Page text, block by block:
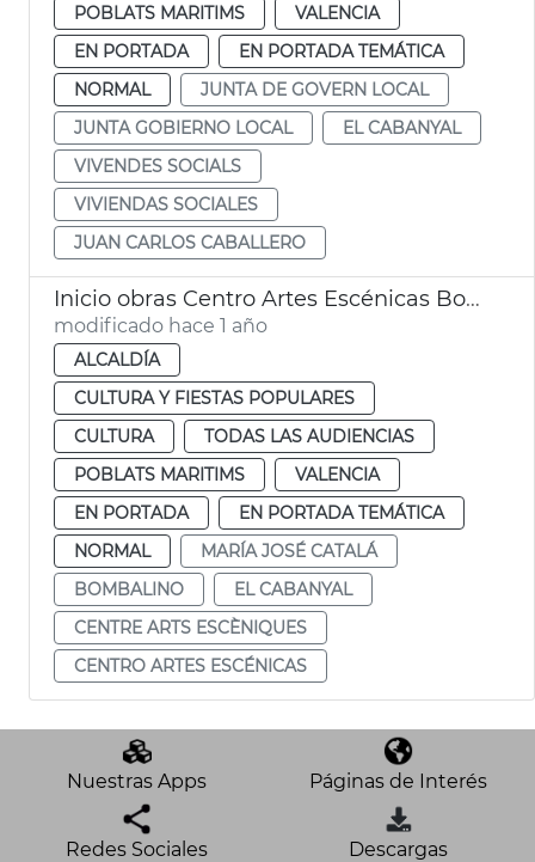
POBLATS MARITIMS
VALENCIA
EN PORTADA
EN PORTADA TEMÁTICA
NORMAL
JUNTA DE GOVERN LOCAL
JUNTA GOBIERNO LOCAL
EL CABANYAL
VIVENDES SOCIALS
VIVIENDAS SOCIALES
JUAN CARLOS CABALLERO
Inicio obras Centro Artes Escénicas Bombalino Cabanyal València
modificado hace 1 año
ALCALDÍA
CULTURA Y FIESTAS POPULARES
CULTURA
TODAS LAS AUDIENCIAS
POBLATS MARITIMS
VALENCIA
EN PORTADA
EN PORTADA TEMÁTICA
NORMAL
MARÍA JOSÉ CATALÁ
BOMBALINO
EL CABANYAL
CENTRE ARTS ESCÈNIQUES
CENTRO ARTES ESCÉNICAS
Nuestras Apps Páginas de Interés
Redes Sociales Descargas